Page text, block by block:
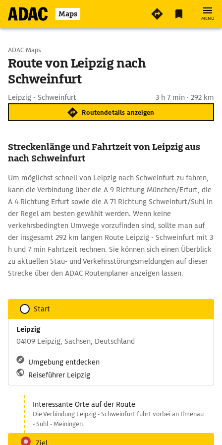
Maps MENÜ
Start wählen
Ziel eingeben
ADAC Maps
Route von Leipzig nach
Schweinfurt
Leipzig - Schweinfurt 3 h 7 min · 292 km
Routendetails anzeigen
Streckenlänge und Fahrtzeit von Leipzig aus
nach Schweinfurt
Um möglichst schnell von Leipzig nach Schweinfurt zu fahren,
kann die Verbindung über die A 9 Richtung München/Erfurt, die
A 4 Richtung Erfurt sowie die A 71 Richtung Schweinfurt/Suhl in
der Regel am besten gewählt werden. Wenn keine
verkehrsbedingten Umwege vorzufinden sind, sollte man auf
der insgesamt 292 km langen Route Leipzig - Schweinfurt mit 3
h und 7 min Fahrtzeit rechnen. Sie können sich einen Überblick
zu aktuellen Stau- und Verkehrsstörungsmeldungen auf dieser
Strecke über den ADAC Routenplaner anzeigen lassen.
Start
Leipzig
04109 Leipzig, Sachsen, Deutschland
Umgebung entdecken
Reiseführer Leipzig
Interessante Orte auf der Route
Die Verbindung Leipzig - Schweinfurt führt vorbei an Ilmenau
- Suhl - Meiningen.
Ziel